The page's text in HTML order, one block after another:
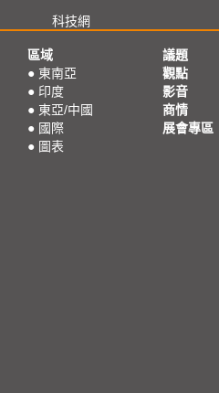
科技網
區域
● 東南亞
● 印度
● 東亞/中國
● 國際
● 圖表
議題
觀點
影音
商情
展會專區